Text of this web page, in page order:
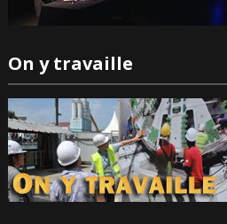
On y travaille